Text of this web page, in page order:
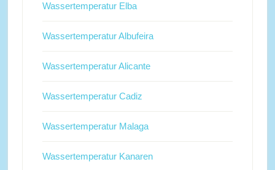
Wassertemperatur Elba
Wassertemperatur Albufeira
Wassertemperatur Alicante
Wassertemperatur Cadiz
Wassertemperatur Malaga
Wassertemperatur Kanaren